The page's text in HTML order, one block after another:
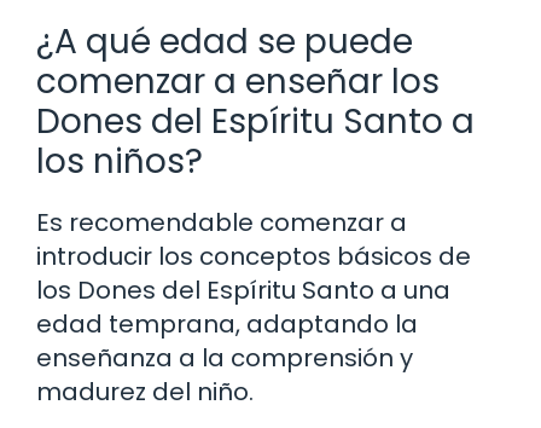
¿A qué edad se puede
comenzar a enseñar los
Dones del Espíritu Santo a
los niños?
Es recomendable comenzar a
introducir los conceptos básicos de
los Dones del Espíritu Santo a una
edad temprana, adaptando la
enseñanza a la comprensión y
madurez del niño.